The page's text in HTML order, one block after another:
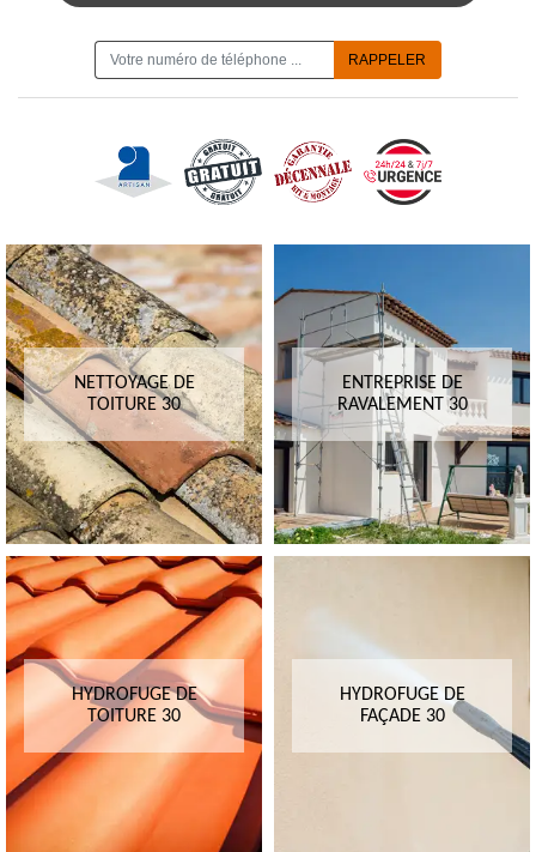
NETTOYAGE DE
TOITURE 30
ENTREPRISE DE
RAVALEMENT 30
HYDROFUGE DE
TOITURE 30
HYDROFUGE DE
FAÇADE 30